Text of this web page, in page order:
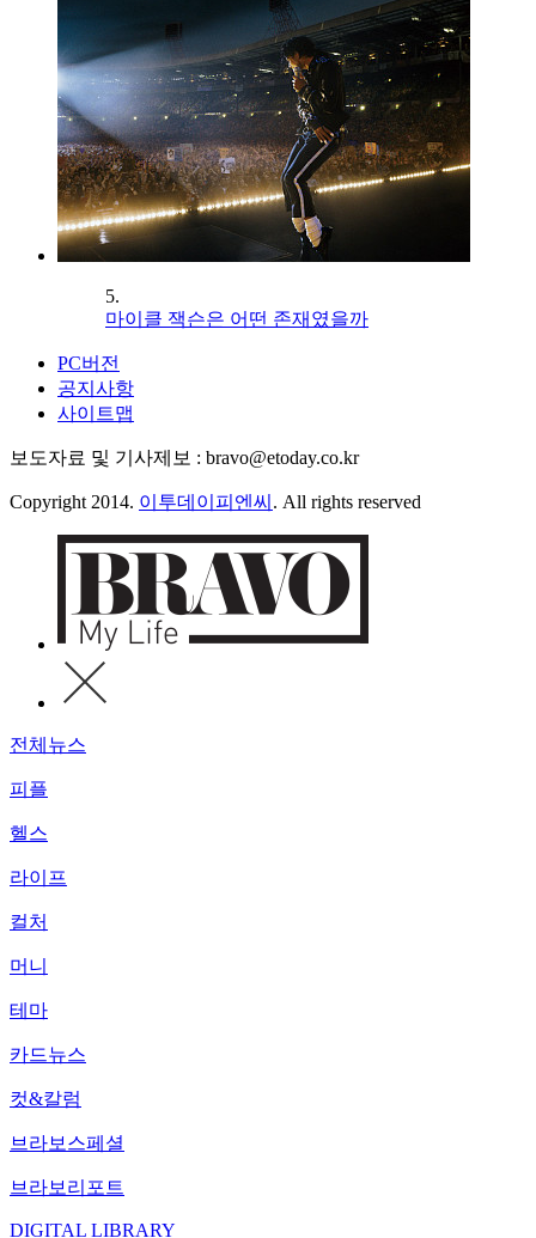
5.
마이클 잭슨은 어떤 존재였을까
PC버전
공지사항
사이트맵
보도자료 및 기사제보 : bravo@etoday.co.kr
Copyright 2014. 이투데이피엔씨 . All rights reserved
전체뉴스
피플
헬스
라이프
컬처
머니
테마
카드뉴스
컷&칼럼
브라보스페셜
브라보리포트
DIGITAL LIBRARY